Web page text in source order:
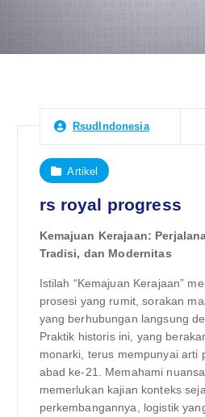
RsudIndonesia
Artikel
rs royal progress
Kemajuan Kerajaan:
Tradisi, dan Modernitas
Istilah “Kemajuan Kerajaan”
prosesi yang rumit, sorakan
yang berhubungan langsung
Praktik historis ini, yang
monarki, terus mempunyai arti
abad ke-21. Memahami
memerlukan kajian konteks
perkembangannya, logistik